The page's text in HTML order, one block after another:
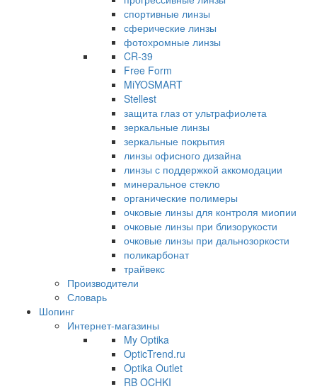
спортивные линзы
сферические линзы
фотохромные линзы
CR-39
Free Form
MiYOSMART
Stellest
защита глаз от ультрафиолета
зеркальные линзы
зеркальные покрытия
линзы офисного дизайна
линзы с поддержкой аккомодации
минеральное стекло
органические полимеры
очковые линзы для контроля миопии
очковые линзы при близорукости
очковые линзы при дальнозоркости
поликарбонат
трайвекс
Производители
Словарь
Шопинг
Интернет-магазины
My Optika
OpticTrend.ru
Optika Outlet
RB OCHKI